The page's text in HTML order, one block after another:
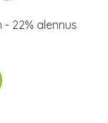
22% alennus